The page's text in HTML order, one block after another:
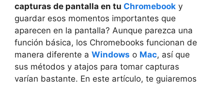
capturas de pantalla en tu Chromebook y
guardar esos momentos importantes que
aparecen en la pantalla? Aunque parezca una
función básica, los Chromebooks funcionan de
manera diferente a Windows o Mac, así que
sus métodos y atajos para tomar capturas
varían bastante. En este artículo, te guiaremos